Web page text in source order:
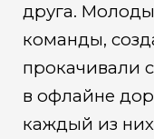
друга.
команды,
прокачивали
в офлайне
каждый из них